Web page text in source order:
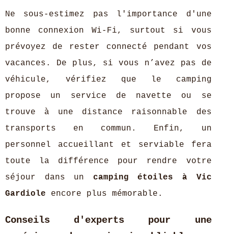
Ne sous-estimez pas l'importance d'une
bonne connexion Wi-Fi, surtout si vous
prévoyez de rester connecté pendant vos
vacances. De plus, si vous n’avez pas de
véhicule, vérifiez que le camping
propose un service de navette ou se
trouve à une distance raisonnable des
transports en commun. Enfin, un
personnel accueillant et serviable fera
toute la différence pour rendre votre
séjour dans un camping étoiles à Vic
Gardiole encore plus mémorable.
Conseils d'experts pour une